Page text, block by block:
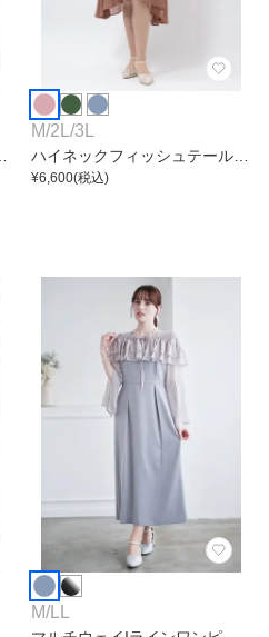
M/2L /3L
ハイネックフィッシュテールワ
ンピース
¥6,600(税込)
M/LL